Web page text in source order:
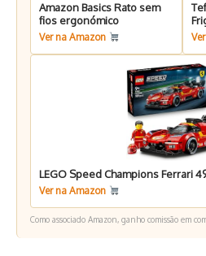
Amazon Basics Rato sem
fios ergonómico
Ver na Amazon
LEGO Speed Champions Ferrari
Ver na Amazon
Como associado Amazon, ganho comissão em